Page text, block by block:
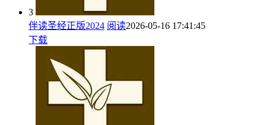
3
伴读圣经正版2024 阅读2026-05-16 17:41:45
下载